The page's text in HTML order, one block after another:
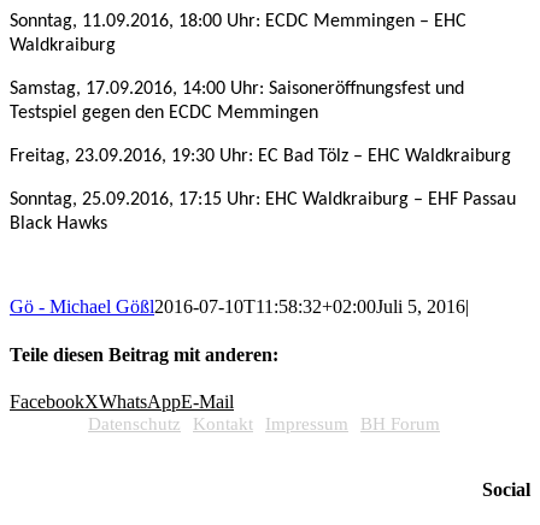
Sonntag, 11.09.2016, 18:00 Uhr: ECDC Memmingen – EHC
Waldkraiburg
Samstag, 17.09.2016, 14:00 Uhr: Saisoneröffnungsfest und
Testspiel gegen den ECDC Memmingen
Freitag, 23.09.2016, 19:30 Uhr: EC Bad Tölz – EHC Waldkraiburg
Sonntag, 25.09.2016, 17:15 Uhr: EHC Waldkraiburg – EHF Passau
Black Hawks
Gö - Michael Gößl2016-07-10T11:58:32+02:00Juli 5, 2016|
Teile diesen Beitrag mit anderen:
FacebookXWhatsAppE-Mail
Social
Datenschutz Kontakt Impressum BH Forum